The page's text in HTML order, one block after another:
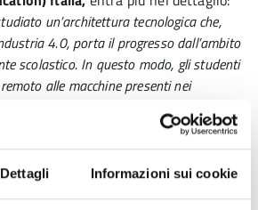
Dettagli Informazioni sui cookie
un’architettura tecnologica che,
4.0, porta il progresso dall’ambito
scolastico. In questo modo, gli studenti
alle macchine presenti nei
tecnicamente più efficace, sia in
Nel corso delle lezioni verranno
specifiche, legate ai concetti di